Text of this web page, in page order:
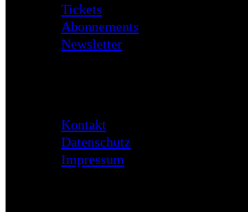
Tickets
Abonnements
Newsletter
Kontakt
Datenschutz
Impressum